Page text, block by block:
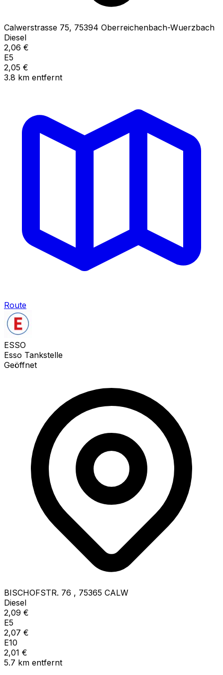
Calwerstrasse 75, 75394 Oberreichenbach-Wuerzbach
Diesel
2,06 €
E5
2,05 €
3.8 km entfernt
Route
ESSO
Esso Tankstelle
Geöffnet
BISCHOFSTR. 76 , 75365 CALW
Diesel
2,09 €
E5
2,07 €
E10
2,01 €
5.7 km entfernt